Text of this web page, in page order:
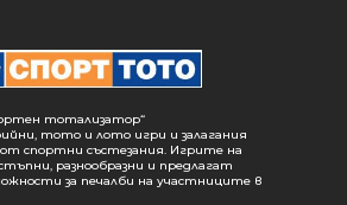
тотализатор“
тото и лото игри и залагания
спортни състезания. Игрите на
разнообразни и предлагат
за печалби на участниците в